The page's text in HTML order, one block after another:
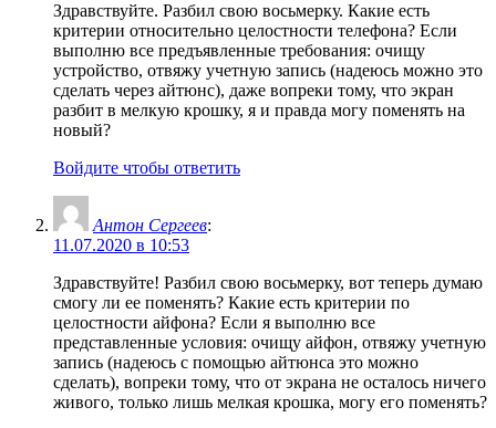
Здравствуйте. Разбил свою восьмерку. Какие есть
критерии относительно целостности телефона? Если
выполню все предъявленные требования: очищу
устройство, отвяжу учетную запись (надеюсь можно это
сделать через айтюнс), даже вопреки тому, что экран
разбит в мелкую крошку, я и правда могу поменять на
новый?
Войдите чтобы ответить
Антон Сергеев:
11.07.2020 в 10:53
Здравствуйте! Разбил свою восьмерку, вот теперь думаю
смогу ли ее поменять? Какие есть критерии по
целостности айфона? Если я выполню все
представленные условия: очищу айфон, отвяжу учетную
запись (надеюсь с помощью айтюнса это можно
сделать), вопреки тому, что от экрана не осталось ничего
живого, только лишь мелкая крошка, могу его поменять?